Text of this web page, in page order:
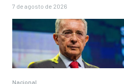
7 de agosto de 2026
Nacional